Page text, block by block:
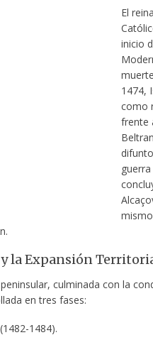
El
inicio
1474,
como
frente
la Expansión
culminada con la
en tres fases:
1484).